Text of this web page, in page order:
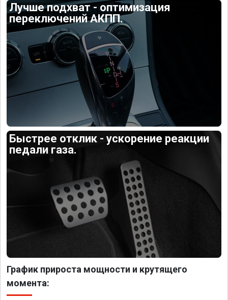
Лучше подхват - оптимизация
переключений АКПП.
Быстрее отклик - ускорение реакции
педали газа.
График прироста мощности и крутящего
момента: